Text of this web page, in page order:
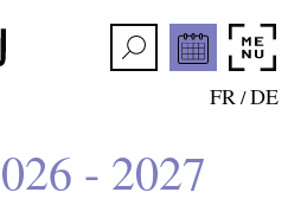
FR/DE
- 2027